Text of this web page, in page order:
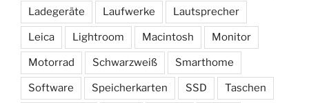
Ladegeräte Laufwerke Lautsprecher
Leica Lightroom Macintosh Monitor
Motorrad Schwarzweiß Smarthome
Software Speicherkarten SSD Taschen